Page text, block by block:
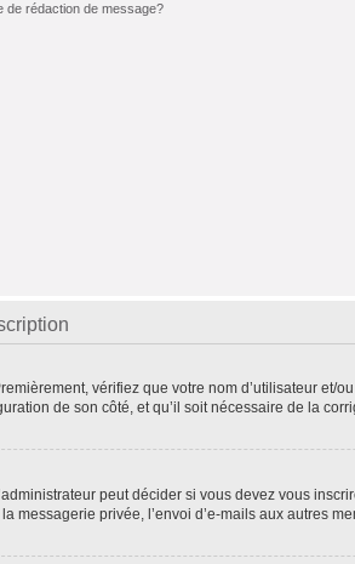
de rédaction de message?
vérifiez que votre nom d’utilisateur et/
de son côté, et qu’il soit nécessaire de la
peut décider si vous devez vous
messagerie privée, l’envoi d’e-mails aux autres